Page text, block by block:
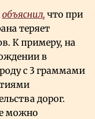
объяснил, что при
теряет
К примеру, на
в
с 3 граммами
дорог.
можно